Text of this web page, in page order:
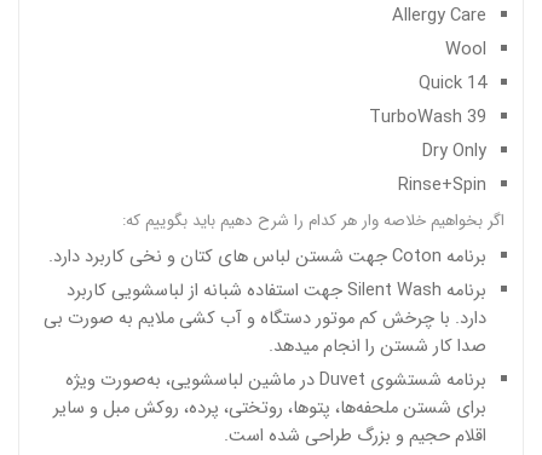
Allergy Care
Wool
Quick 14
TurboWash 39
Dry Only
Rinse+Spin
اگر بخواهیم خلاصه وار هر کدام را شرح دهیم باید بگوییم که:
برنامه Coton جهت شستن لباس های کتان و نخی کاربرد دارد.
برنامه Silent Wash جهت استفاده شبانه از لباسشویی کاربرد
دارد. با چرخش کم موتور دستگاه و آب کشی ملایم به صورت بی
صدا کار شستن را انجام میدهد.
برنامه شستشوی Duvet در ماشین لباسشویی، به‌صورت ویژه
برای شستن ملحفه‌ها، پتوها، روتختی، پرده، روکش مبل و سایر
اقلام حجیم و بزرگ طراحی شده است.